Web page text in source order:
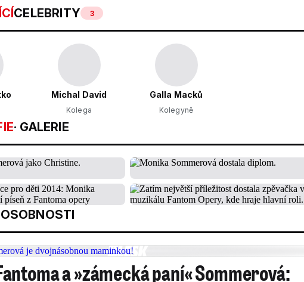
CELEBRITY 3
Michal David
Kolega
Galla Macků
Kolegyně
· GALERIE
a »zámecká paní« Sommerová: